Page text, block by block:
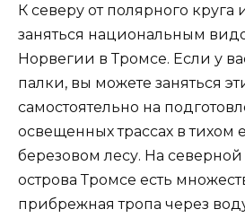
К северу от полярного круга
заняться национальным
Норвегии в Тромсе. Если у
палки, вы можете заняться
самостоятельно на
освещенных трассах в тихом
березовом лесу. На
острова Тромсе есть
прибрежная тропа через